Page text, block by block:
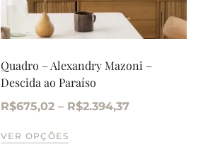
Quadro – Alexandry Mazoni –
Descida ao Paraíso
R$675,02 – R$2.394,37
VER OPÇÕES